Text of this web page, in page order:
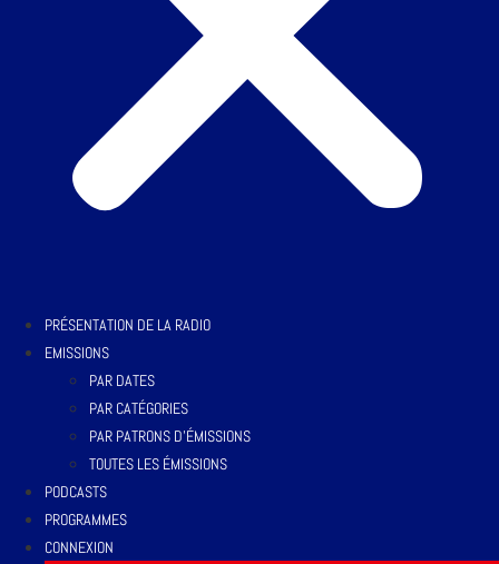
PRÉSENTATION DE LA RADIO
EMISSIONS
PAR DATES
PAR CATÉGORIES
PAR PATRONS D’ÉMISSIONS
TOUTES LES ÉMISSIONS
PODCASTS
PROGRAMMES
CONNEXION